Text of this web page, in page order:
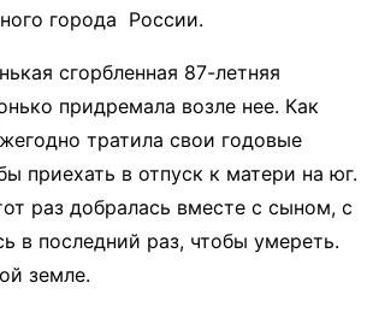
города России.
сгорбленная 87-летняя
придремала возле нее. Как
тратила свои годовые
приехать в отпуск к матери на юг.
раз добралась вместе с сыном, с
в последний раз, чтобы умереть.
земле.